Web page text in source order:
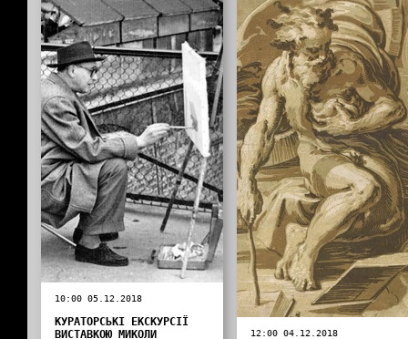
10:00 05.12.2018
КУРАТОРСЬКІ ЕКСКУРСІЇ
ВИСТАВКОЮ МИКОЛИ
12:00 04.12.2018